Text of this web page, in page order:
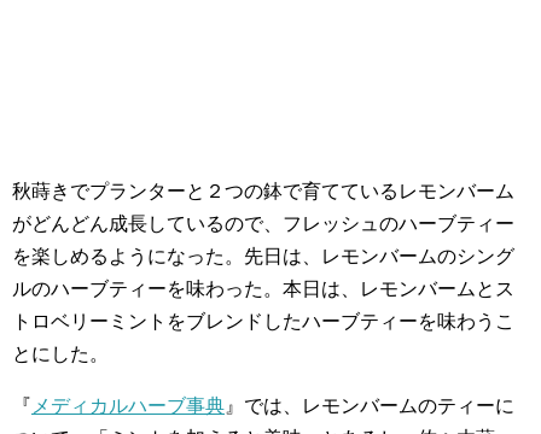
秋蒔きでプランターと２つの鉢で育てているレモンバーム
がどんどん成長しているので、フレッシュのハーブティー
を楽しめるようになった。先日は、レモンバームのシング
ルのハーブティーを味わった。本日は、レモンバームとス
トロベリーミントをブレンドしたハーブティーを味わうこ
とにした。
『 メディカルハーブ事典 』では、レモンバームのティーに